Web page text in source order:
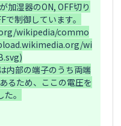
加湿器のON, OFF切り
で制御しています。
wikipedia/commo
wi
内部の端子のうち両端
るため、ここの電圧を
。